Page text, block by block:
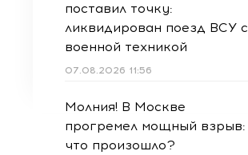
поставил точку:
ликвидирован поезд ВСУ с
военной техникой
07.08.2026 11:56
Молния! В Москве
прогремел мощный взрыв:
что произошло?